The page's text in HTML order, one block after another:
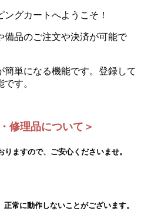
グカートへようこそ！
備品のご注文や決済が可能で
単になる機能です。登録して
す。
修理品について＞
ますので、ご安心くださいませ。
常に動作しないことがございます。